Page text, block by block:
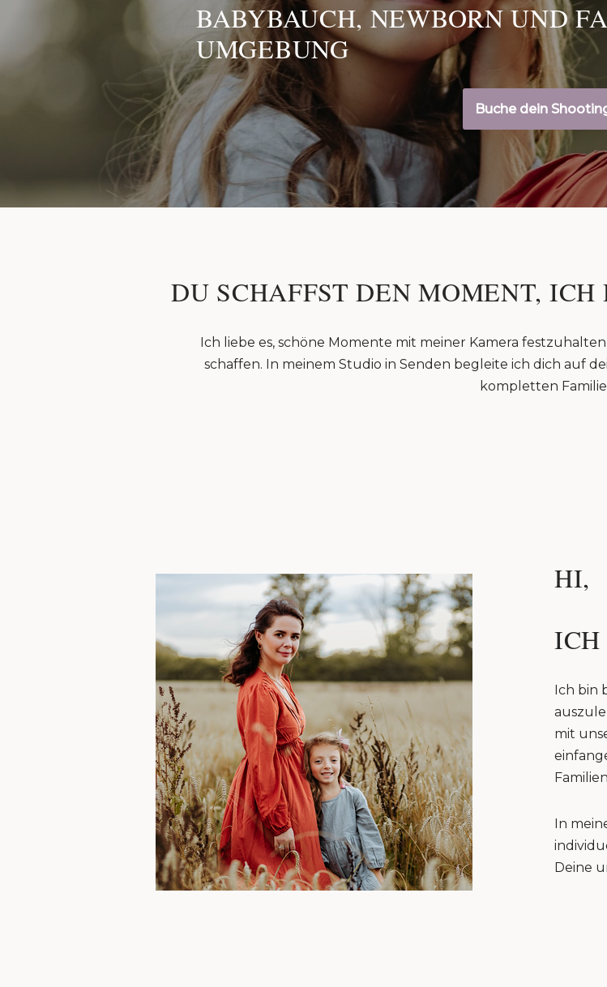
BABYBAUCH, NEWBORN UND
UMGEBUNG
Buche dein
DU SCHAFFST DEN MOMENT, ICH
Ich liebe es, schöne Momente mit meiner Kamera
schaffen. In meinem Studio in Senden begleite ich dich auf
kompletten
HI,
Ich bin
mit
In
Deine